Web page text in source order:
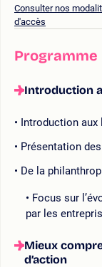
Consulter nos
d'accès
Programme
Introduction
Introduction aux
Présentation
De la
Focus sur
par les
Mieux
d’action